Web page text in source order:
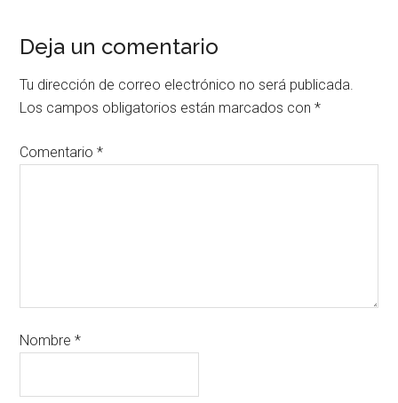
Deja un comentario
Tu dirección de correo electrónico no será publicada.
Los campos obligatorios están marcados con*
Comentario*
Nombre*